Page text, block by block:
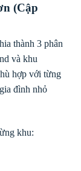
(Cập
thành 3 phân
và khu
hợp với từng
đình nhỏ
khu: